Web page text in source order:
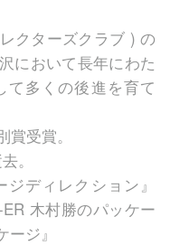
クターズクラブ ) の
において長年にわた
て多くの後進を育て
受賞。
。
ディレクション』
ER 木村勝のパッケー
ジ』